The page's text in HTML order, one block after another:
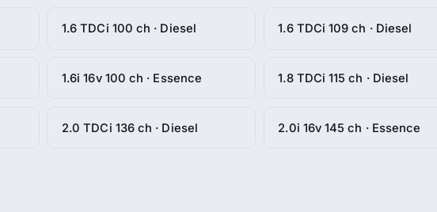
1.6 TDCi 100 ch · Diesel 1.6 TDCi 109 ch · Diesel
1.6i 16v 100 ch · Essence 1.8 TDCi 115 ch · Diesel
2.0 TDCi 136 ch · Diesel 2.0i 16v 145 ch · Essence